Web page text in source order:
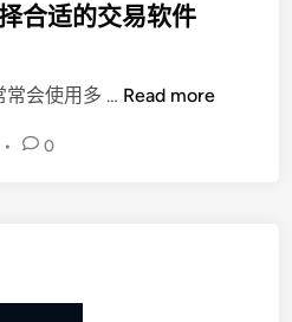
合适的交易软件
常会使用多 … 外
Read more
• 0